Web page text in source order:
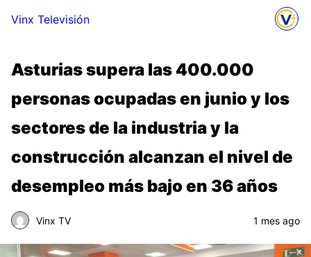
Vinx Televisión
Asturias supera las 400.000
personas ocupadas en junio y los
sectores de la industria y la
construcción alcanzan el nivel de
desempleo más bajo en 36 años
Vinx TV 1 mes ago